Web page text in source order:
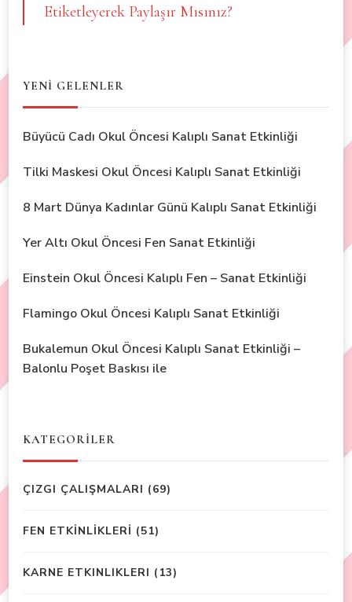
Etiketleyerek Paylaşır Mısınız?
YENİ GELENLER
Büyücü Cadı Okul Öncesi Kalıplı Sanat Etkinliği
Tilki Maskesi Okul Öncesi Kalıplı Sanat Etkinliği
8 Mart Dünya Kadınlar Günü Kalıplı Sanat Etkinliği
Yer Altı Okul Öncesi Fen Sanat Etkinliği
Einstein Okul Öncesi Kalıplı Fen – Sanat Etkinliği
Flamingo Okul Öncesi Kalıplı Sanat Etkinliği
Bukalemun Okul Öncesi Kalıplı Sanat Etkinliği –
Balonlu Poşet Baskısı ile
KATEGORİLER
ÇIZGI ÇALIŞMALARI (69)
FEN ETKİNLİKLERİ (51)
KARNE ETKINLIKLERI (13)